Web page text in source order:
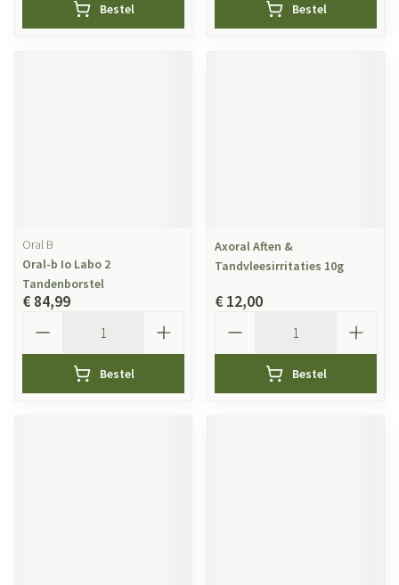
Bestel Bestel
Oral B
Oral-b Io Labo 2
Tandenborstel
€ 84,99
Bestel
Axoral Aften &
Tandvleesirritaties 10g
€ 12,00
Bestel